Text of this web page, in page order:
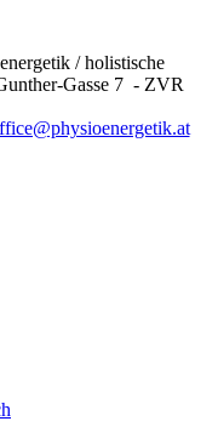
/ holistische
Gasse 7 - ZVR